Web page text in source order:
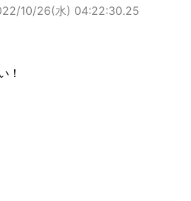
10/26(水) 04:22:30.25
！